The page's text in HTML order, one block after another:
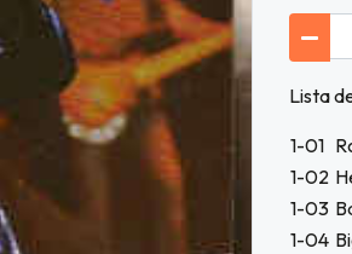
Lista
1-01
1-02
1-03
1-04